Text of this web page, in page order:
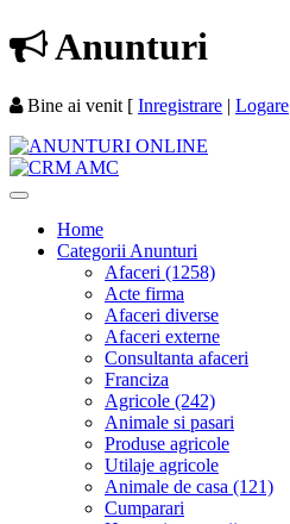
Anunturi
Bine ai venit [ Inregistrare | Logare
Home
Categorii Anunturi
Afaceri (1258)
Acte firma
Afaceri diverse
Afaceri externe
Consultanta afaceri
Franciza
Agricole (242)
Animale si pasari
Produse agricole
Utilaje agricole
Animale de casa (121)
Cumparari